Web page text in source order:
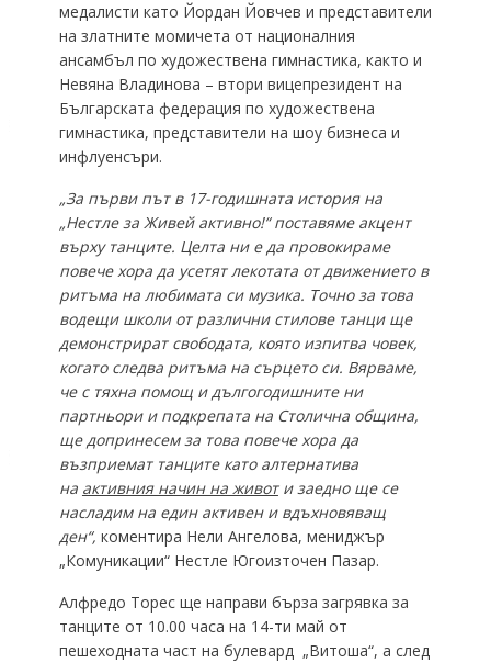
медалисти като Йордан Йовчев и представители
на златните момичета от националния
ансамбъл по художествена гимнастика, както и
Невяна Владинова – втори вицепрезидент на
Българската федерация по художествена
гимнастика, представители на шоу бизнеса и
инфлуенсъри.
„За първи път в 17-годишната история на
„Нестле за Живей активно!“ поставяме акцент
върху танците. Целта ни е да провокираме
повече хора да усетят лекотата от движението в
ритъма на любимата си музика. Точно за това
водещи школи от различни стилове танци ще
демонстрират свободата, която изпитва човек,
когато следва ритъма на сърцето си. Вярваме,
че с тяхна помощ и дългогодишните ни
партньори и подкрепата на Столична община,
ще допринесем за това повече хора да
възприемат танците като алтернатива
на активния начин на животи заедно ще се
насладим на един активен и вдъхновяващ
ден“, коментира Нели Ангелова, мениджър
„Комуникации“ Нестле Югоизточен Пазар.
Алфредо Торес ще направи бърза загрявка за
танците от 10.00 часа на 14-ти май от
пешеходната част на булевард „Витоша“, а след